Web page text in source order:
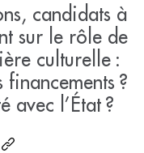
candidats à
sur le rôle de
culturelle :
?
avec l’État ?